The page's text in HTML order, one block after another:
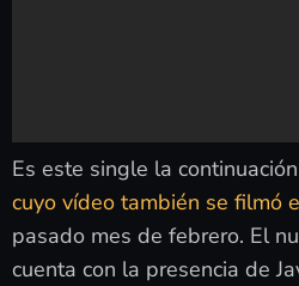
Es este single la
cuyo vídeo también se filmó
pasado mes de febrero. El
cuenta con la presencia de